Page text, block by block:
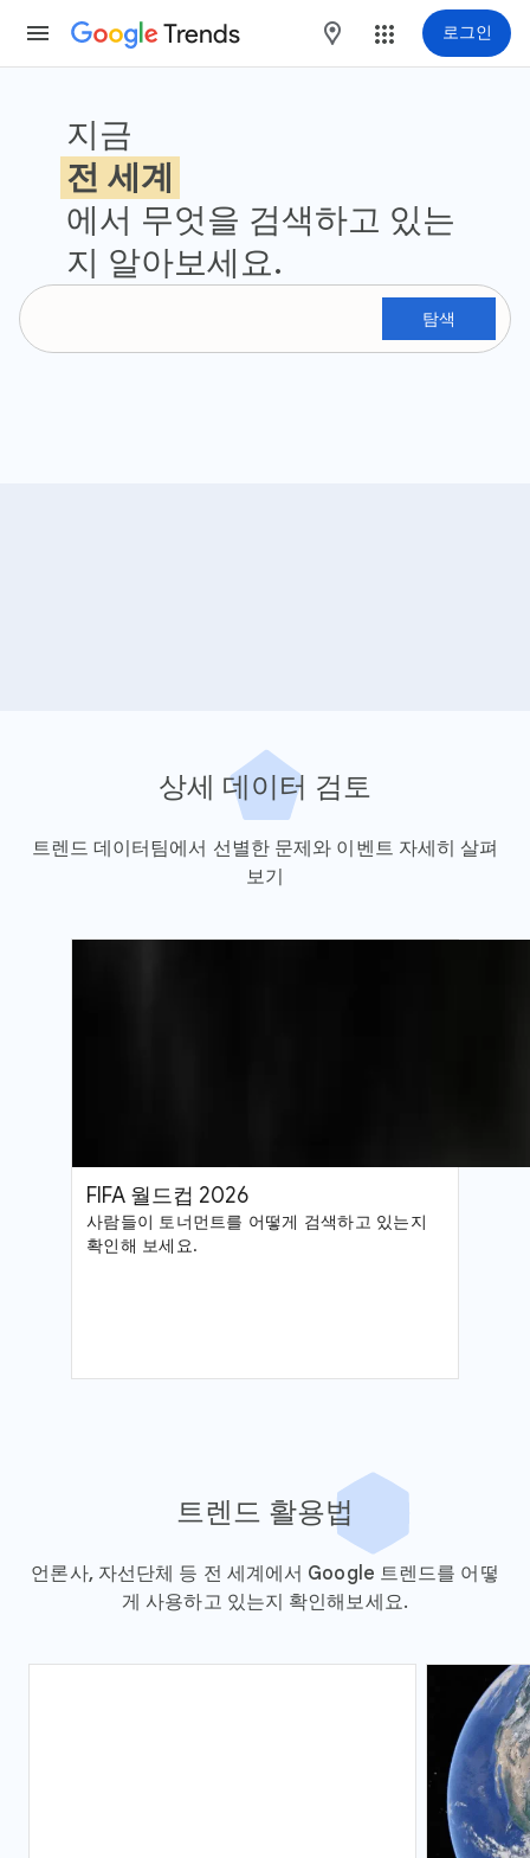
Trends maps 로그인
지금
전 세계
에서 무엇을 검색하고 있는
지 알아보세요.
탐색
상세 데이터 검토
트렌드 데이터팀에서 선별한 문제와 이벤트 자세히 살펴
보기
FIFA 월드컵 2026
사람들이 토너먼트를 어떻게 검색하고 있는지
확인해 보세요.
트렌드 활용법
언론사, 자선단체 등 전 세계에서 Google 트렌드를 어떻
게 사용하고 있는지 확인해보세요.